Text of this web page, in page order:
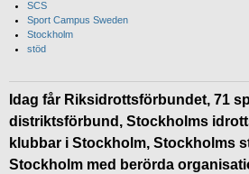
SCS
Sport Campus Sweden
Stockholm
stöd
Idag får Riksidrottsförbundet, 71
distriktsförbund, Stockholms
klubbar i Stockholm, Stockholms
Stockholm med berörda